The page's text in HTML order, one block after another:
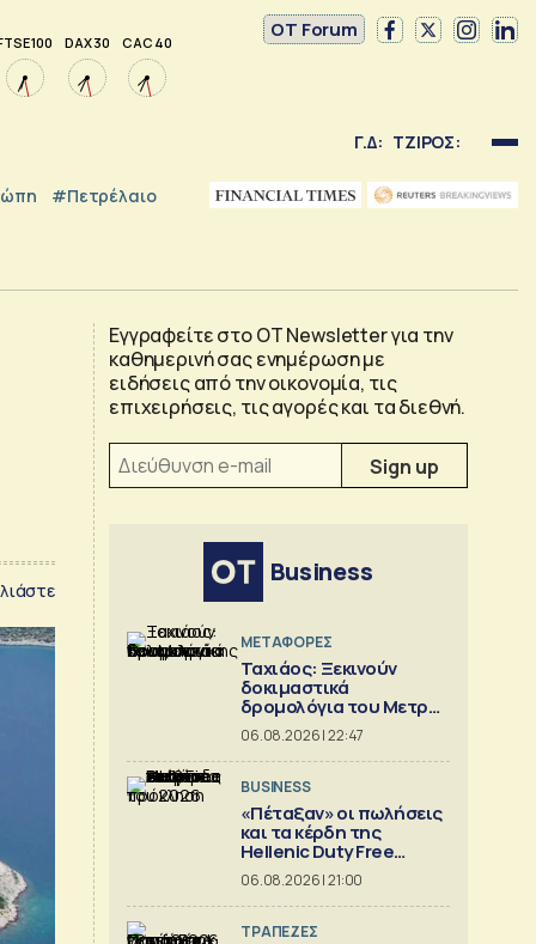
100 DAX 30 CAC 40
OT Forum
Γ.Δ: ΤΖΙΡΟΣ:
#Πετρέλαιο
Εγγραφείτε στο OT Newsletter για την
καθημερινή σας ενημέρωση με
ειδήσεις από την οικονομία, τις
επιχειρήσεις, τις αγορές και τα διεθνή.
Business
ΜΕΤΑΦΟΡΕΣ
Ταχιάος: Ξεκινούν
δοκιμαστικά
δρομολόγια του Μετρό
Θεσσαλονίκης προς
Καλαμαριά
06.08.2026 | 22:47
BUSINESS
«Πέταξαν» οι πωλήσεις
και τα κέρδη της
Hellenic Duty Free
Shops
06.08.2026 | 21:00
ΤΡΑΠΕΖΕΣ